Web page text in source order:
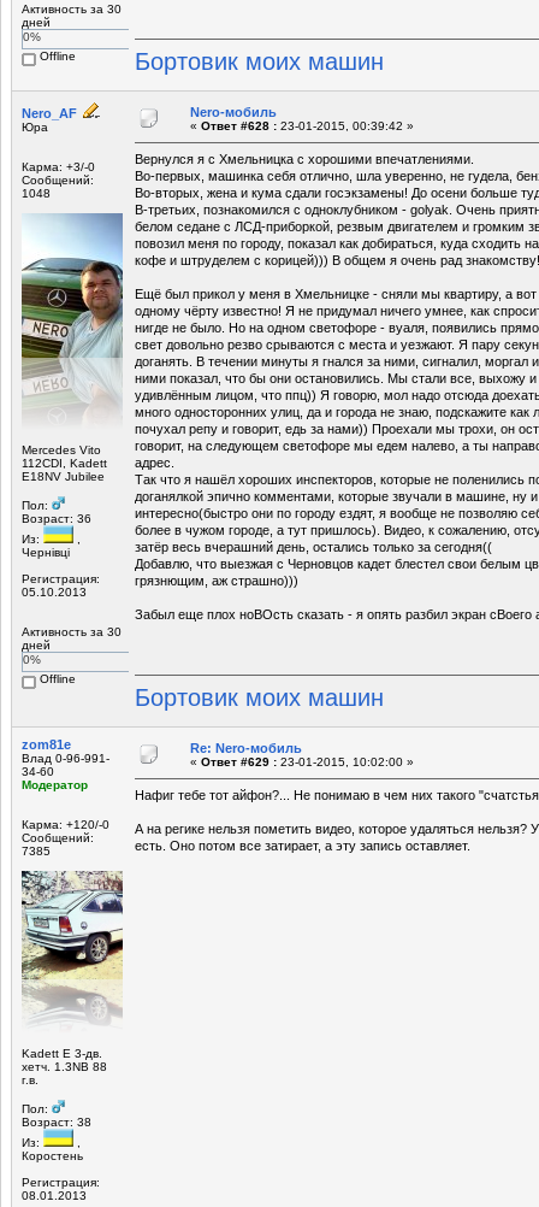
Активность за 30
дней
0%
Offline
Бортовик моих машин
Nero_AF
Юра
Карма: +3/-0
Сообщений:
1048
Mercedes Vito
112CDI, Kadett
E18NV Jubilee
Пол:
Возраст: 36
Из:
Чернівці
Регистрация:
05.10.2013
Активность за 30
дней
0%
Offline
Nero-мобиль
« Ответ #628 : 23-01-2015, 00:39:42 »
Вернулся я с Хмельницка с хорошими впечатлениями.
Во-первых, машинка себя отлично, шла уверенно, не гудела,
Во-вторых, жена и кума сдали госэкзамены! До осени больше
В-третьих, познакомился с одноклубником - golyak. Очень
белом седане с ЛСД-приборкой, резвым двигателем и громким
повозил меня по городу, показал как добираться, куда сходить
кофе и штруделем с корицей))) В общем я очень рад
Ещё был прикол у меня в Хмельницке - сняли мы квартиру, а вот
одному чёрту известно! Я не придумал ничего умнее, как
нигде не было. Но на одном светофоре - вуаля, появились
свет довольно резво срываются с места и уезжают. Я пару
доганять. В течении минуты я гнался за ними, сигналил, моргал
ними показал, что бы они остановились. Мы стали все, выхожу
удивлённым лицом, что ппц)) Я говорю, мол надо отсюда
много односторонних улиц, да и города не знаю, подскажите
почухал репу и говорит, едь за нами)) Проехали мы трохи, он
говорит, на следующем светофоре мы едем налево, а ты
адрес.
Так что я нашёл хороших инспекторов, которые не поленились
доганялкой эпично комментами, которые звучали в машине, ну
интересно(быстро они по городу ездят, я вообще не позволяю
более в чужом городе, а тут пришлось). Видео, к сожалению,
затёр весь вчерашний день, остались только за сегодня((
Добавлю, что выезжая с Черновцов кадет блестел свои белым
грязнющим, аж страшно)))
Забыл еще плох ноВОсть сказать - я опять разбил экран сВоего
Бортовик моих машин
zom81e
Влад 0-96-991-
34-60
Модератор
Карма: +120/-0
Сообщений:
7385
Kadett E 3-дв.
хетч. 1.3NB 88
г.в.
Пол:
Возраст: 38
Из:
Коростень
Регистрация:
08.01.2013
Re: Nero-мобиль
« Ответ #629 : 23-01-2015, 10:02:00 »
Нафиг тебе тот айфон?... Не понимаю в чем них такого
А на регике нельзя пометить видео, которое удаляться нельзя?
есть. Оно потом все затирает, а эту запись оставляет.